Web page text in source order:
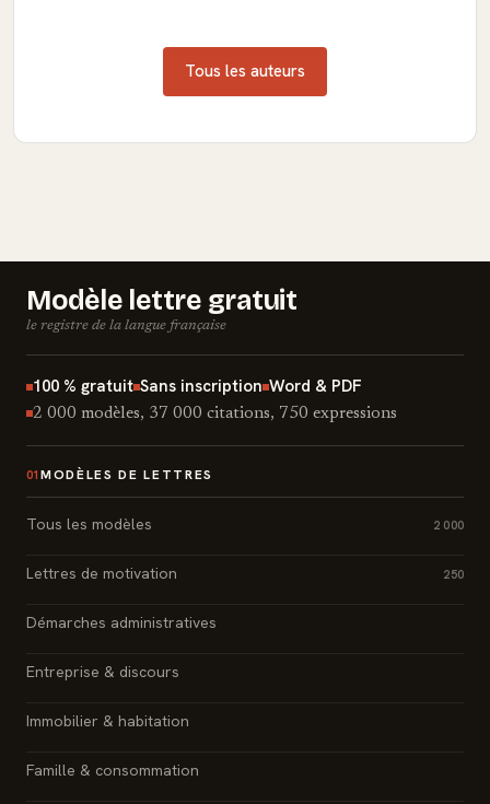
Tous les auteurs
Modèle lettre gratuit
le registre de la langue française
100 % gratuit Sans inscription Word & PDF
2 000 modèles, 37 000 citations, 750 expressions
01 MODÈLES DE LETTRES
Tous les modèles 2 000
Lettres de motivation 250
Démarches administratives
Entreprise & discours
Immobilier & habitation
Famille & consommation